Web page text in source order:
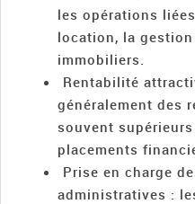
les opérations
location, la
immobiliers.
Rentabilité
généralement des
souvent supérieurs
placements
Prise en charge
administratives :